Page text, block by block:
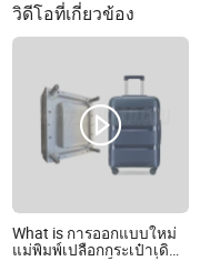
วิดีโอที่เกี่ยวข้อง
What is การออกแบบใหม่
แม่พิมพ์เปลือกกระเป๋าเดิน